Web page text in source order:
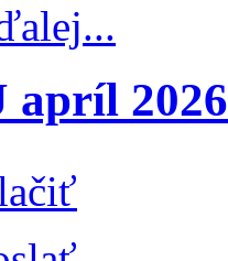
apríl